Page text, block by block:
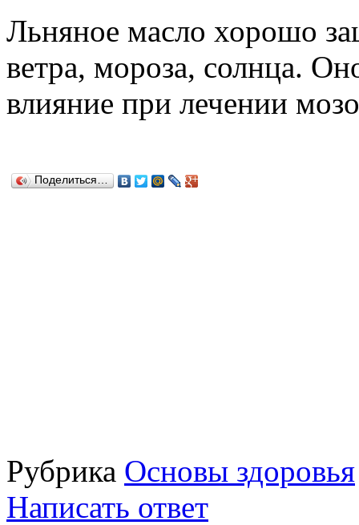
Льняное масло хорошо
ветра, мороза, солнца.
влияние при лечении
Поделиться…
Рубрика Основы здоровья
Написать ответ